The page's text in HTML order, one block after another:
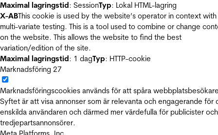
Maximal lagringstid: SessionTyp: Lokal HTML-lagring
X-ABThis cookie is used by the website’s operator in context with
multi-variate testing. This is a tool used to combine or change
on the website. This allows the website to find the best
variation/edition of the site.
Maximal lagringstid: 1 dagTyp: HTTP-cookie
Marknadsföring 27
Marknadsföringscookies används för att spåra
Syftet är att visa annonser som är relevanta och engagerande för
enskilda användaren och därmed mer värdefulla för publicister och
tredjepartsannonsörer.